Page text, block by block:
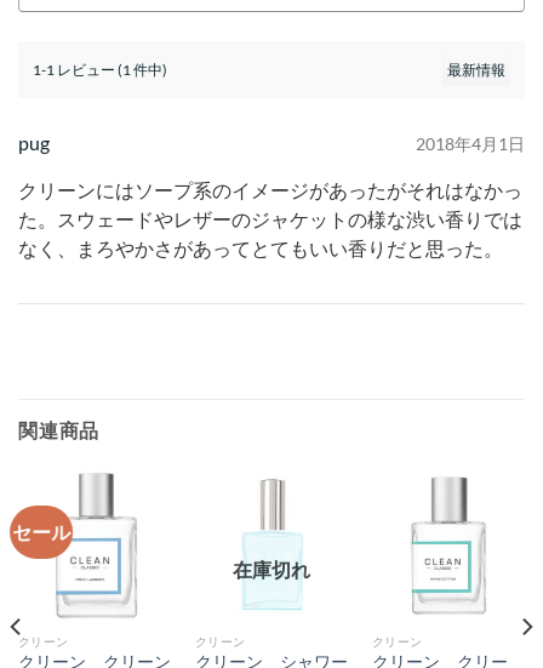
1-1 レビュー (1 件中)
pug 2018年4月1日
クリーンにはソープ系のイメージがあったがそれはなかっ
た。スウェードやレザーのジャケットの様な渋い香りでは
なく、まろやかさがあってとてもいい香りだと思った。
関連商品
セール
クリーン
クリーン クリーン
在庫切れ
クリーン
クリーン シャワー
クリーン
クリーン クリー